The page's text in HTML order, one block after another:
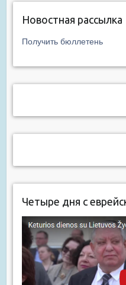
Новостная рассылка
Получить бюллетень
Четыре дня с